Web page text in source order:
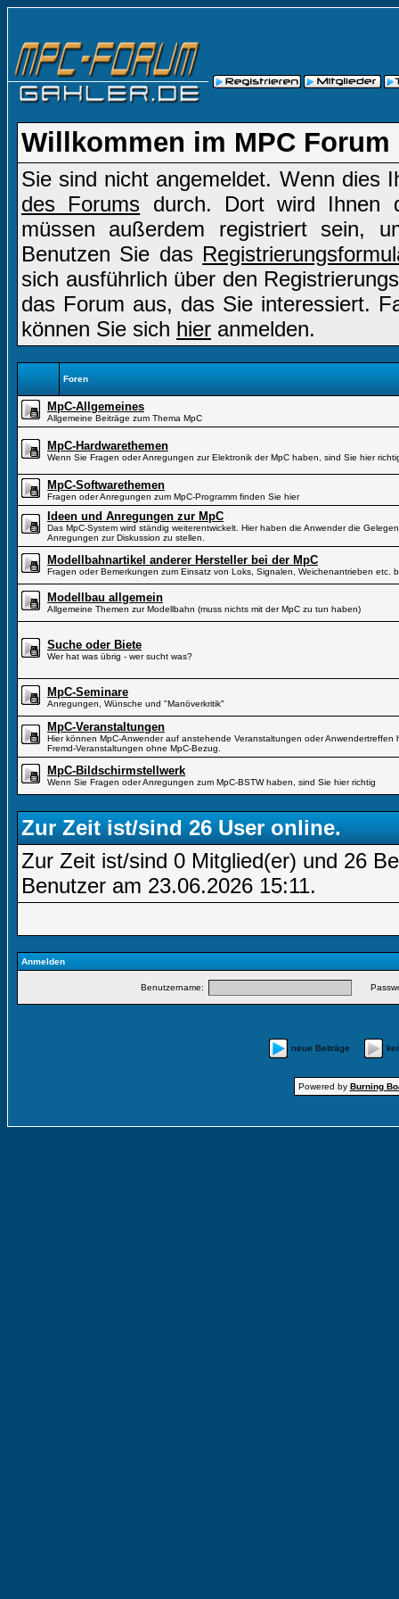
Willkommen im MPC Forum
Sie sind nicht angemeldet. Wenn
des Forums durch. Dort wird Ihnen
müssen außerdem registriert sein,
Benutzen Sie das
sich ausführlich über den
das Forum aus, das Sie interessiert.
können Sie sich hier anmelden.
Foren
MpC-Allgemeines
Allgemeine Beiträge zum Thema MpC
MpC-Hardwarethemen
Wenn Sie Fragen oder Anregungen zur Elektronik der MpC haben, sind Sie hier
MpC-Softwarethemen
Fragen oder Anregungen zum MpC-Programm finden Sie hier
Ideen und Anregungen zur MpC
Das MpC-System wird ständig weiterentwickelt. Hier haben die Anwender die
Anregungen zur Diskussion zu stellen.
Modellbahnartikel anderer Hersteller bei der MpC
Fragen oder Bemerkungen zum Einsatz von Loks, Signalen, Weichenantrieben etc.
Modellbau allgemein
Allgemeine Themen zur Modellbahn (muss nichts mit der MpC zu tun haben)
Suche oder Biete
Wer hat was übrig - wer sucht was?
MpC-Seminare
Anregungen, Wünsche und "Manöverkritik"
MpC-Veranstaltungen
Hier können MpC-Anwender auf anstehende Veranstaltungen oder Anwendertreffen
Fremd-Veranstaltungen ohne MpC-Bezug.
MpC-Bildschirmstellwerk
Wenn Sie Fragen oder Anregungen zum MpC-BSTW haben, sind Sie hier richtig
Zur Zeit ist/sind 26 User online.
Zur Zeit ist/sind 0 Mitglied(er) und 26
Benutzer am 23.06.2026 15:11.
Anmelden
Benutzername:
neue Beiträge
Powered by Burning